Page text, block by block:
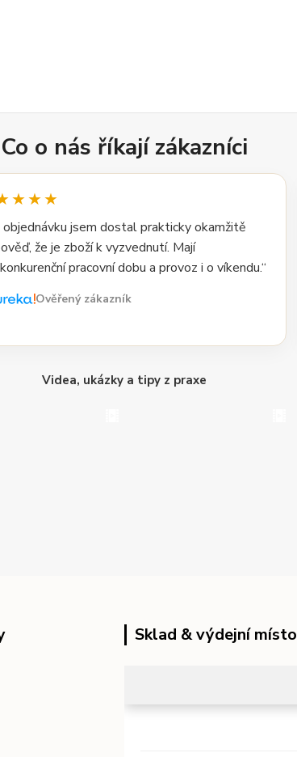
Co o nás říkají zákazníci
objednávku jsem dostal prakticky okamžitě
že je zboží k vyzvednutí. Mají
pracovní dobu a provoz i o víkendu.“
Ověřený zákazník
Videa, ukázky a tipy z praxe
Sklad & výdejní místo